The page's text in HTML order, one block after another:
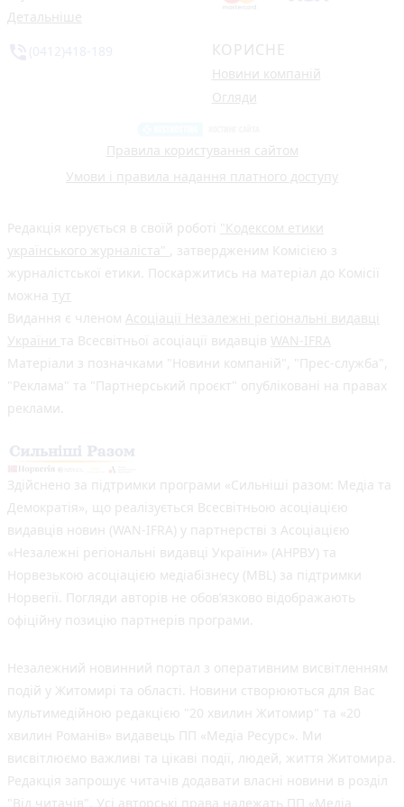
Детальніше
КОРИСНЕ
Новини компаній
Огляди
Правила користування сайтом
Умови і правила надання платного доступу
Редакція керується в своїй роботі "Кодексом етики
українського журналіста"
, затвердженим Комісією з
журналістської етики. Поскаржитись на матеріал до Комісії
можна тут
Видання є членом Асоціації Незалежні регіональні видавці
України та Всесвітньої асоціації видавців WAN-IFRA
Матеріали з позначками "Новини компаній", "Прес-служба",
"Реклама" та "Партнерський проєкт" опубліковані на правах
реклами.
Здійснено за підтримки програми «Сильніші разом: Медіа та
Демократія», що реалізується Всесвітньою асоціацією
видавців новин (WAN-IFRA) у партнерстві з Асоціацією
«Незалежні регіональні видавці України» (АНРВУ) та
Норвезькою асоціацією медіабізнесу (MBL) за підтримки
Норвегії. Погляди авторів не обов’язково відображають
офіційну позицію партнерів програми.
Незалежний новинний портал з оперативним висвітленням
подій у Житомирі та області. Новини створюються для Вас
мультимедійною редакцією "20 хвилин Житомир" та «20
хвилин Романів» видавець ПП «Медіа Ресурс». Ми
висвітлюємо важливі та цікаві події, людей, життя Житомира.
Редакція запрошує читачів додавати власні новини в розділ
"Від читачів". Усі авторські права належать ПП «Медіа